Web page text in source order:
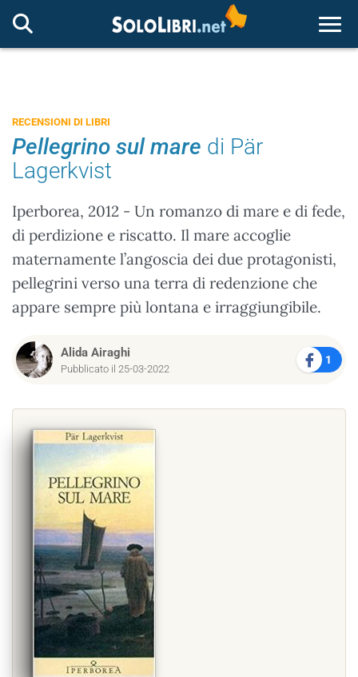
RECENSIONI DI LIBRI
Pellegrino sul mare di Pär
Lagerkvist
Iperborea, 2012 - Un romanzo di mare e di fede,
di perdizione e riscatto. Il mare accoglie
maternamente l’angoscia dei due protagonisti,
pellegrini verso una terra di redenzione che
appare sempre più lontana e irraggiungibile.
Alida Airaghi
Pubblicato il 25-03-2022
1